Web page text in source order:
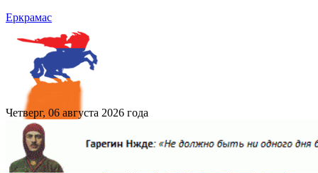
Еркрамас
Четверг, 06 августа 2026 года